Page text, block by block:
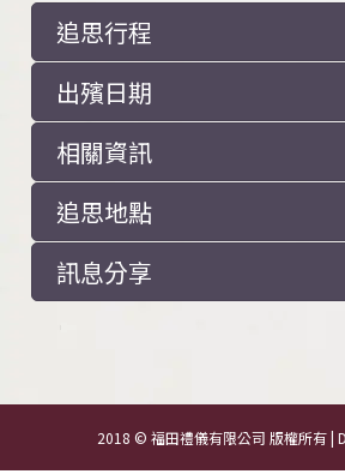
追思行程
出殯日期
相關資訊
追思地點
訊息分享
2018 © 福田禮儀有限公司 版權所有 |